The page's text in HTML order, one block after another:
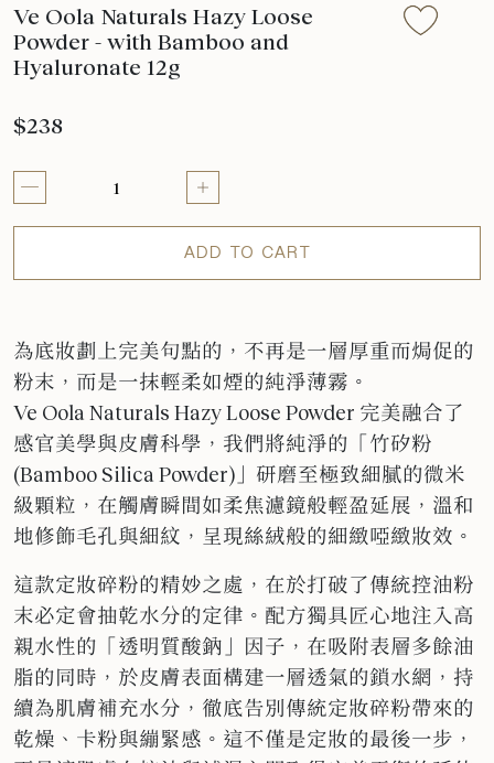
Ve Oola Naturals Hazy Loose
Powder - with Bamboo and
Hyaluronate 12g
$238
ADD TO CART
為底妝劃上完美句點的，不再是一層厚重而焗促的
粉末，而是一抹輕柔如煙的純淨薄霧。
Ve Oola Naturals Hazy Loose Powder 完美融合了
感官美學與皮膚科學，我們將純淨的「竹矽粉
(Bamboo Silica Powder)」研磨至極致細膩的微米
級顆粒，在觸膚瞬間如柔焦濾鏡般輕盈延展，溫和
地修飾毛孔與細紋，呈現絲絨般的細緻啞緻妝效。
這款定妝碎粉的精妙之處，在於打破了傳統控油粉
末必定會抽乾水分的定律。配方獨具匠心地注入高
親水性的「透明質酸鈉」因子，在吸附表層多餘油
脂的同時，於皮膚表面構建一層透氣的鎖水網，持
續為肌膚補充水分，徹底告別傳統定妝碎粉帶來的
乾燥、卡粉與繃緊感。這不僅是定妝的最後一步，